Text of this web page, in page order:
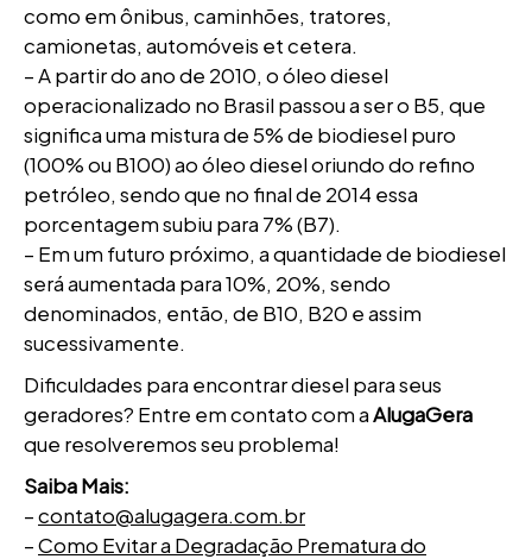
como em ônibus, caminhões, tratores,
camionetas, automóveis et cetera.
– A partir do ano de 2010, o óleo diesel
operacionalizado no Brasil passou a ser o B5, que
significa uma mistura de 5% de biodiesel puro
(100% ou B100) ao óleo diesel oriundo do refino
petróleo, sendo que no final de 2014 essa
porcentagem subiu para 7% (B7).
– Em um futuro próximo, a quantidade de biodiesel
será aumentada para 10%, 20%, sendo
denominados, então, de B10, B20 e assim
sucessivamente.
Dificuldades para encontrar diesel para seus
geradores? Entre em contato com aAlugaGera
que resolveremos seu problema!
Saiba Mais:
–contato@alugagera.com.br
–Como Evitar a Degradação Prematura do